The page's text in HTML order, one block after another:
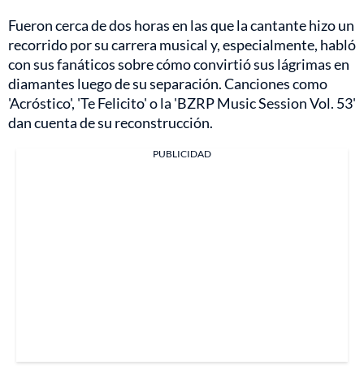
Fueron cerca de dos horas en las que la cantante hizo un
recorrido por su carrera musical y, especialmente, habló
con sus fanáticos sobre cómo convirtió sus lágrimas en
diamantes luego de su separación. Canciones como
'Acróstico', 'Te Felicito' o la 'BZRP Music Session Vol. 53'
dan cuenta de su reconstrucción.
PUBLICIDAD